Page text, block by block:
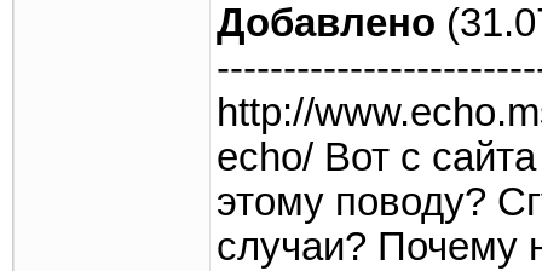
Добавлено
http://
echo/ Вот с
этому поводу?
случаи? Почему